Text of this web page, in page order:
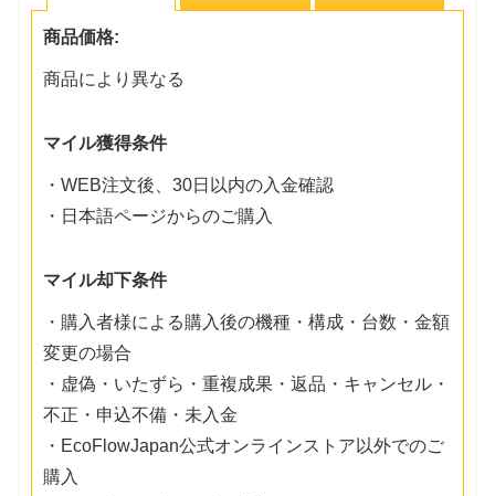
商品価格:
商品により異なる
マイル獲得条件
・WEB注文後、30日以内の入金確認
・日本語ページからのご購入
マイル却下条件
・購入者様による購入後の機種・構成・台数・金額
変更の場合
・虚偽・いたずら・重複成果・返品・キャンセル・
不正・申込不備・未入金
・EcoFlowJapan公式オンラインストア以外でのご
購入